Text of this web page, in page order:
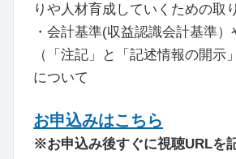
りや人材育成していくための取
・会計基準(収益認識会計基準）
（「注記」と「記述情報の開示
について
お申込みはこちら
※お申込み後すぐに視聴URLを